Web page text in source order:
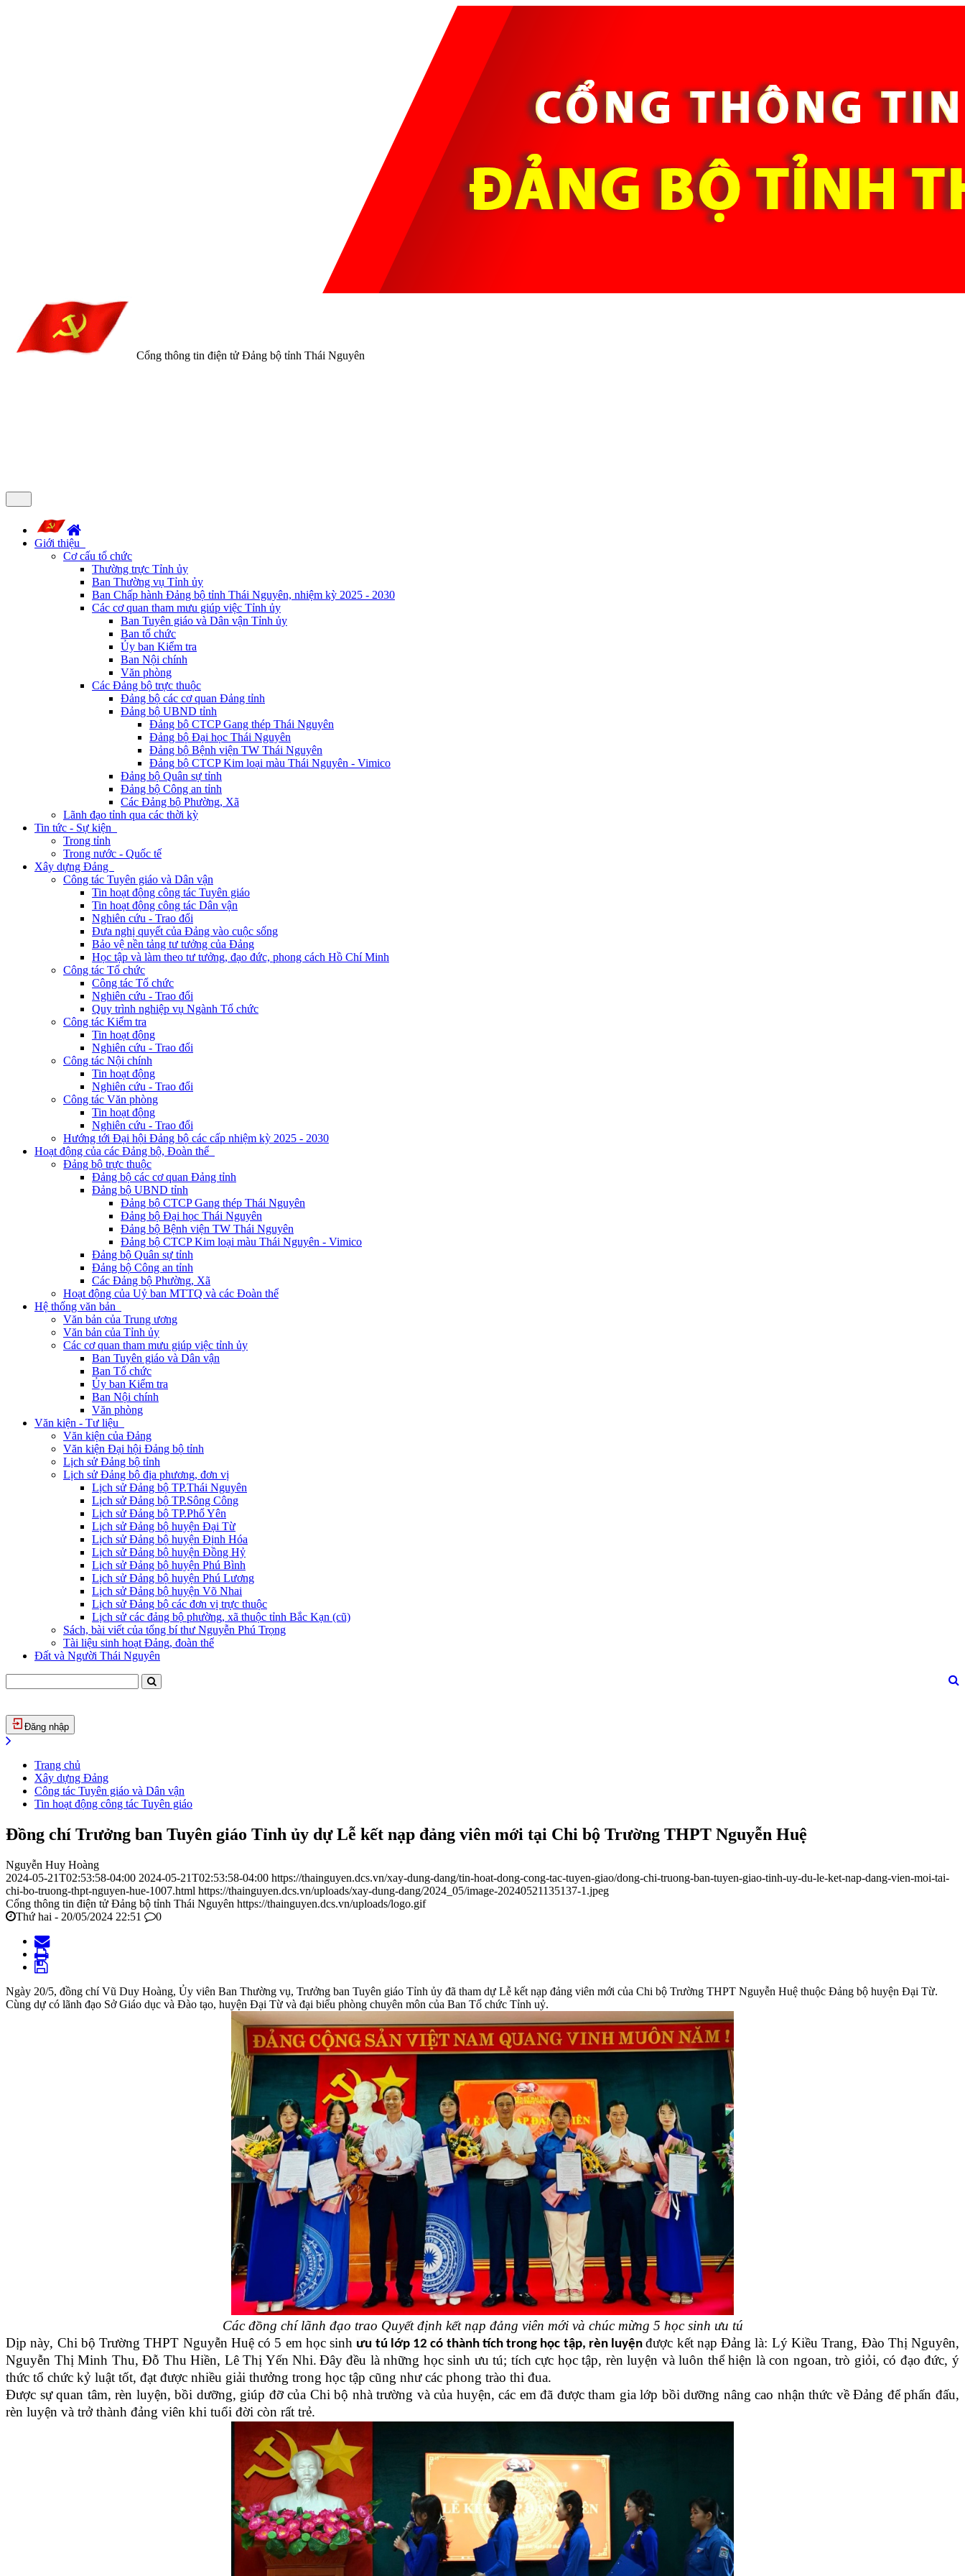
Cổng thông tin điện tử Đảng bộ tỉnh Thái Nguyên
Giới thiệu
Cơ cấu tổ chức
Thường trực Tỉnh ủy
Ban Thường vụ Tỉnh ủy
Ban Chấp hành Đảng bộ tỉnh Thái Nguyên, nhiệm kỳ 2025 - 2030
Các cơ quan tham mưu giúp việc Tỉnh ủy
Ban Tuyên giáo và Dân vận Tỉnh ủy
Ban tổ chức
Ủy ban Kiểm tra
Ban Nội chính
Văn phòng
Các Đảng bộ trực thuộc
Đảng bộ các cơ quan Đảng tỉnh
Đảng bộ UBND tỉnh
Đảng bộ CTCP Gang thép Thái Nguyên
Đảng bộ Đại học Thái Nguyên
Đảng bộ Bệnh viện TW Thái Nguyên
Đảng bộ CTCP Kim loại màu Thái Nguyên - Vimico
Đảng bộ Quân sự tỉnh
Đảng bộ Công an tỉnh
Các Đảng bộ Phường, Xã
Lãnh đạo tỉnh qua các thời kỳ
Tin tức - Sự kiện
Trong tỉnh
Trong nước - Quốc tế
Xây dựng Đảng
Công tác Tuyên giáo và Dân vận
Tin hoạt động công tác Tuyên giáo
Tin hoạt động công tác Dân vận
Nghiên cứu - Trao đổi
Đưa nghị quyết của Đảng vào cuộc sống
Bảo vệ nền tảng tư tưởng của Đảng
Học tập và làm theo tư tưởng, đạo đức, phong cách Hồ Chí Minh
Công tác Tổ chức
Công tác Tổ chức
Nghiên cứu - Trao đổi
Quy trình nghiệp vụ Ngành Tổ chức
Công tác Kiểm tra
Tin hoạt động
Nghiên cứu - Trao đổi
Công tác Nội chính
Tin hoạt động
Nghiên cứu - Trao đổi
Công tác Văn phòng
Tin hoạt động
Nghiên cứu - Trao đổi
Hướng tới Đại hội Đảng bộ các cấp nhiệm kỳ 2025 - 2030
Hoạt động của các Đảng bộ, Đoàn thể
Đảng bộ trực thuộc
Đảng bộ các cơ quan Đảng tỉnh
Đảng bộ UBND tỉnh
Đảng bộ CTCP Gang thép Thái Nguyên
Đảng bộ Đại học Thái Nguyên
Đảng bộ Bệnh viện TW Thái Nguyên
Đảng bộ CTCP Kim loại màu Thái Nguyên - Vimico
Đảng bộ Quân sự tỉnh
Đảng bộ Công an tỉnh
Các Đảng bộ Phường, Xã
Hoạt động của Uỷ ban MTTQ và các Đoàn thể
Hệ thống văn bản
Văn bản của Trung ương
Văn bản của Tỉnh ủy
Các cơ quan tham mưu giúp việc tỉnh ủy
Ban Tuyên giáo và Dân vận
Ban Tổ chức
Ủy ban Kiểm tra
Ban Nội chính
Văn phòng
Văn kiện - Tư liệu
Văn kiện của Đảng
Văn kiện Đại hội Đảng bộ tỉnh
Lịch sử Đảng bộ tỉnh
Lịch sử Đảng bộ địa phương, đơn vị
Lịch sử Đảng bộ TP.Thái Nguyên
Lịch sử Đảng bộ TP.Sông Công
Lịch sử Đảng bộ TP.Phổ Yên
Lịch sử Đảng bộ huyện Đại Từ
Lịch sử Đảng bộ huyện Định Hóa
Lịch sử Đảng bộ huyện Đồng Hỷ
Lịch sử Đảng bộ huyện Phú Bình
Lịch sử Đảng bộ huyện Phú Lương
Lịch sử Đảng bộ huyện Võ Nhai
Lịch sử Đảng bộ các đơn vị trực thuộc
Lịch sử các đảng bộ phường, xã thuộc tỉnh Bắc Kạn (cũ)
Sách, bài viết của tổng bí thư Nguyễn Phú Trọng
Tài liệu sinh hoạt Đảng, đoàn thể
Đất và Người Thái Nguyên
Đăng nhập
Trang chủ
Xây dựng Đảng
Công tác Tuyên giáo và Dân vận
Tin hoạt động công tác Tuyên giáo
Đồng chí Trưởng ban Tuyên giáo Tỉnh ủy dự Lễ kết nạp đảng viên mới tại Chi bộ Trường THPT Nguyễn Huệ
Nguyễn Huy Hoàng
2024-05-21T02:53:58-04:00 2024-05-21T02:53:58-04:00 https://thainguyen.dcs.vn/xay-dung-dang/tin-hoat-dong-cong-tac-tuyen-giao/dong-chi-truong-ban-tuyen-giao-tinh-uy-du-le-ket-nap-dang-vien-moi-tai-
chi-bo-truong-thpt-nguyen-hue-1007.html https://thainguyen.dcs.vn/uploads/xay-dung-dang/2024_05/image-20240521135137-1.jpeg
Cổng thông tin điện tử Đảng bộ tỉnh Thái Nguyên https://thainguyen.dcs.vn/uploads/logo.gif
Thứ hai - 20/05/2024 22:51
0
Ngày 20/5, đồng chí Vũ Duy Hoàng, Ủy viên Ban Thường vụ, Trưởng ban Tuyên giáo Tỉnh ủy đã tham dự Lễ kết nạp đảng viên mới của Chi bộ Trường THPT Nguyễn Huệ thuộc Đảng bộ huyện Đại Từ.
Cùng dự có lãnh đạo Sở Giáo dục và Đào tạo, huyện Đại Từ và đại biểu phòng chuyên môn của Ban Tổ chức Tỉnh uỷ.
Các đồng chí lãnh đạo trao Quyết định kết nạp đảng viên mới và chúc mừng 5 học sinh ưu tú
Dịp này, Chi bộ Trường THPT Nguyễn Huệcó 5 em học sinh ưu tú lớp 12 có thành tích trong học tập, rèn luyệnđược kết nạp Đảng là: Lý Kiều Trang, Đào Thị Nguyên,
Nguyễn Thị Minh Thu, Đỗ Thu Hiền, Lê Thị Yến Nhi. Đây đều là những học sinh ưu tú; tích cực học tập, rèn luyện và luôn thể hiện là con ngoan, trò giỏi, có đạo đức, ý
thức tổ chức kỷ luật tốt, đạt được nhiều giải thưởng trong học tập cũng như các phong trào thi đua.
Được sự quan tâm, rèn luyện, bồi dưỡng, giúp đỡ của Chi bộ nhà trường và của huyện, các em đã được tham gia lớp bồi dưỡng nâng cao nhận thức về Đảng để phấn đấu,
rèn luyện và trở thành đảng viên khi tuổi đời còn rất trẻ.